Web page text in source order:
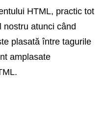
HTML, practic tot
nostru atunci când
plasată între tagurile
amplasate